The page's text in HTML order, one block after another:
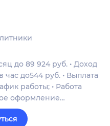
до 89 924 руб. • Доход
час до544 руб. • Выплата
работы; • Работа
оформление…